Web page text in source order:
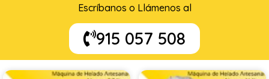
Escríbanos o Llámenos al
915 057 508